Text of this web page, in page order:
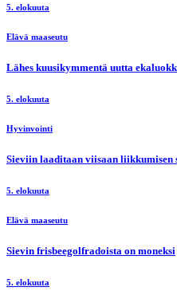
5. elokuuta
Elävä maaseutu
Lähes kuusikymmentä uutta
5. elokuuta
Hyvinvointi
Sieviin laaditaan viisaan liikkumisen
5. elokuuta
Elävä maaseutu
Sievin frisbeegolfradoista on moneksi
5. elokuuta